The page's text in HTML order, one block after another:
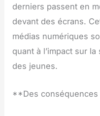
derniers passent en
devant des écrans.
médias numériques
quant à l’impact sur
des jeunes.
**Des conséquences